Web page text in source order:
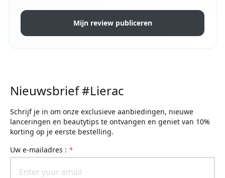
Mijn review publiceren
Nieuwsbrief #Lierac
Schrijf je in om onze exclusieve aanbiedingen, nieuwe
lanceringen en beautytips te ontvangen en geniet van 10%
korting op je eerste bestelling.
uw e-mailadres : *